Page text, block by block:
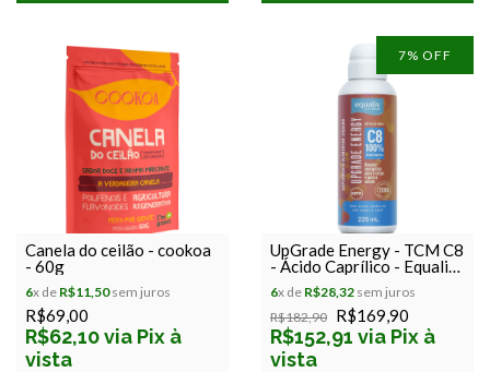
Canela do ceilão - cookoa
- 60g
6x de R$11,50sem juros
R$69,00
R$62,10 via Pix à
vista
7% OFF
UpGrade Energy - TCM C8
- Ácido Caprílico - Equaliv
- 228 ml
6x de R$28,32 sem juros
R$182,90 R$169,90
R$152,91 via Pix à
vista